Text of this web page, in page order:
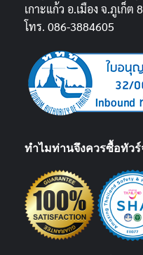
เกาะแก้ว อ.เมือง จ.ภูเก็ต
โทร. 086-3884605
ทำไมท่านจึงควรซื้อทัวร์